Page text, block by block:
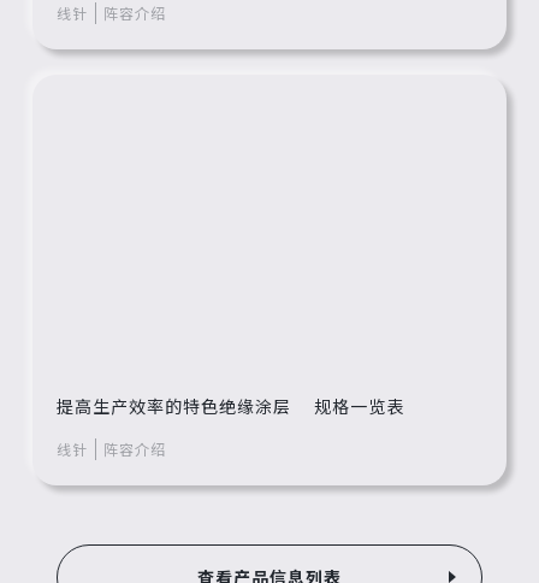
线针 阵容介绍
提高生产效率的特色绝缘涂层 规格一览表
线针 阵容介绍
查看产品信息列表